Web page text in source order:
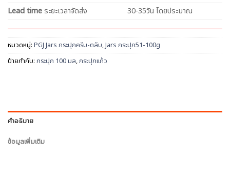
Lead time ระยะเวลาจัดส่ง 30-35วัน โดยประมาณ
หมวดหมู่: PGJ Jars กระปุกครีม-ตลับ,Jars กระปุก51-100g
ป้ายกำกับ: กระปุก 100 มล,กระปุกแก้ว
คำอธิบาย
ข้อมูลเพิ่มเติม